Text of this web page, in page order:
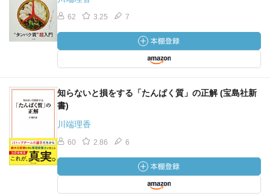
62 3.25 7
知らないと損をする「たんぱく質」の正解 (宝島社新
書)
川端理香
60 2.86 6